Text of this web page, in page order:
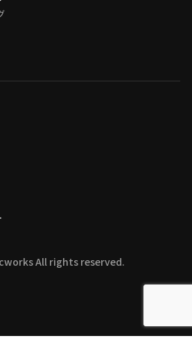
All rights reserved.